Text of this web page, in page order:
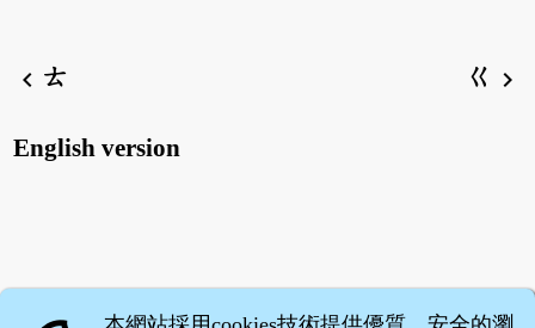
chevron_left ㄊ ㄍ chevron_right
English version